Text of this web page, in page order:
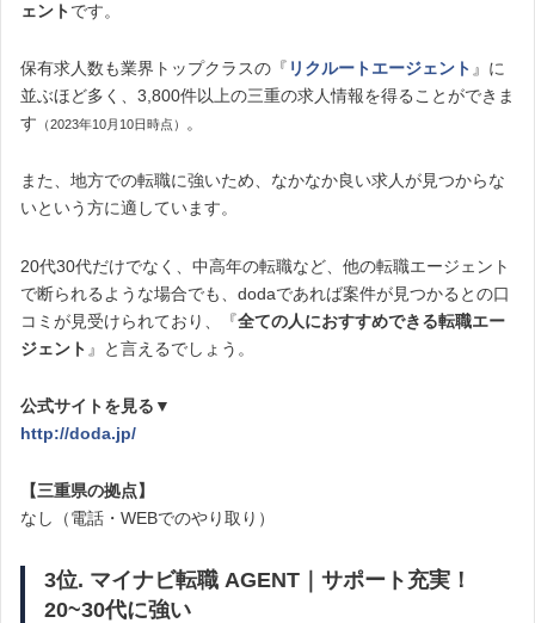
ェントです。
保有求人数も業界トップクラスの『 リクルートエージェント 』に
並ぶほど多く、3,800件以上の三重の求人情報を得ることができま
す （2023年10月10日時点） 。
また、地方での転職に強いため、なかなか良い求人が見つからな
いという方に適しています。
20代30代だけでなく、中高年の転職など、他の転職エージェント
で断られるような場合でも、dodaであれば案件が見つかるとの口
コミが見受けられており、『全ての人におすすめできる転職エー
ジェント 』と言えるでしょう。
公式サイトを見る▼
http://doda.jp/
【三重県の拠点】
なし（電話・WEBでのやり取り）
3位. マイナビ転職 AGENT｜サポート充実！
20~30代に強い